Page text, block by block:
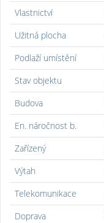
Vlastnictví
Užitná plocha
Podlaží umístění
Stav objektu
Budova
En. náročnost b.
Zařízený
Výtah
Telekomunikace
Doprava